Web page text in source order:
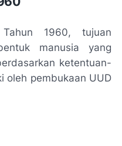
1960, tujuan
manusia yang
ketentuan-
oleh pembukaan UUD